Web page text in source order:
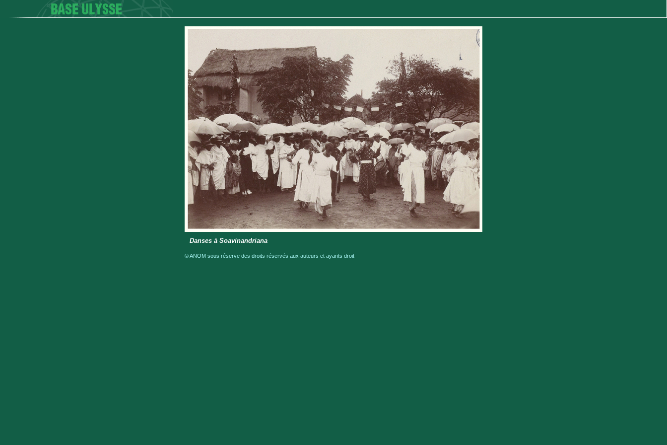
Danses à Soavinandriana
© ANOM sous réserve des droits réservés aux auteurs et ayants droit